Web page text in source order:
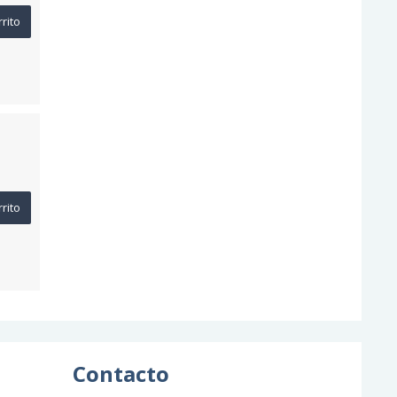
Contacto